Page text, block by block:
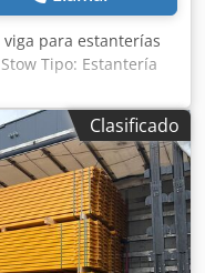
las fotografías.
para estanterías
Tipo: Estantería
01 viga para
material: naranja
de la viga: 160 x 50
HK (ganchos) Luz
máxima por par
uniformemente 02
totalmente
contra la
Clasificado